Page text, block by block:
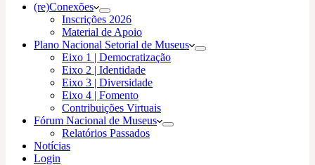
(re)Conexões
Inscrições 2026
Material de Apoio
Plano Nacional Setorial de Museus
Eixo 1 | Democratização
Eixo 2 | Identidade
Eixo 3 | Diversidade
Eixo 4 | Fomento
Contribuições Virtuais
Fórum Nacional de Museus
Relatórios Passados
Notícias
Login